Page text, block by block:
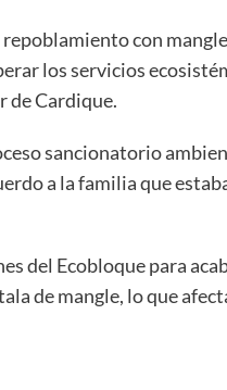
con
los servicios
de Cardique.
sancionatorio
a la familia que
del Ecobloque para
de mangle, lo que